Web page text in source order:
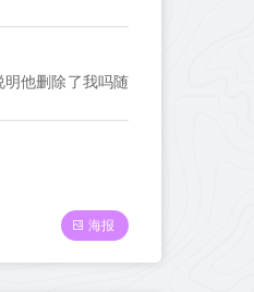
明他删除了我吗随
海报